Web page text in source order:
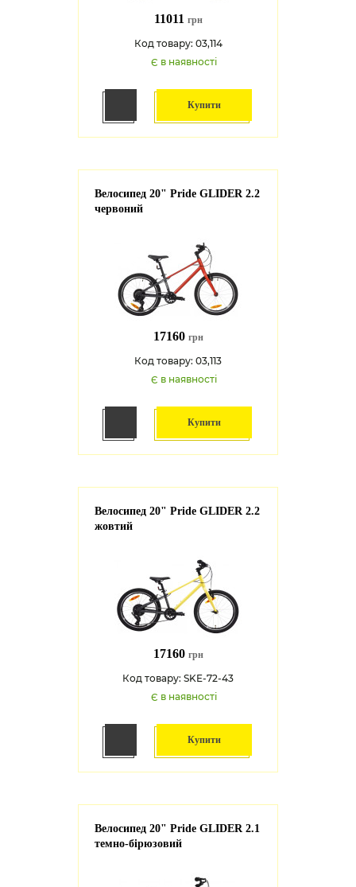
11011 грн
Код товару: 03,114
Є в наявності
Купити
Велосипед 20" Pride GLIDER 2.2
червоний
17160 грн
Код товару: 03,113
Є в наявності
Купити
Велосипед 20" Pride GLIDER 2.2
жовтий
17160 грн
Код товару: SKE-72-43
Є в наявності
Купити
Велосипед 20" Pride GLIDER 2.1
темно-бірюзовий